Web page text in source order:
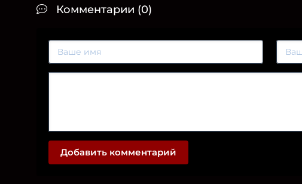
Комментарии (0)
Добавить комментарий